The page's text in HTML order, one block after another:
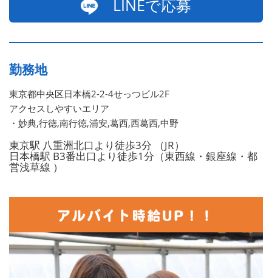
LINEで応募
勤務地
東京都中央区日本橋2-2-4せっつビル2F
アクセスしやすいエリア
・妙典,行徳,南行徳,浦安,葛西,西葛西,中野
東京駅 八重洲北口より徒歩3分 （JR）
日本橋駅 B3番出口より徒歩1分（東西線・銀座線・都
営浅草線 ）